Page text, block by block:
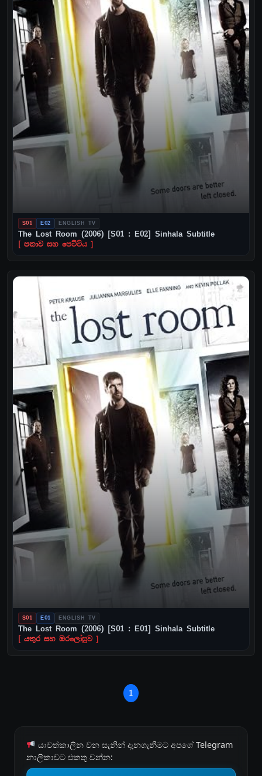
S01 E02 ENGLISH TV
The Lost Room (2006) [S01 : E02] Sinhala Subtitle
[ පනාව සහ පෙට්ටිය ]
S01 E01 ENGLISH TV
The Lost Room (2006) [S01 : E01] Sinhala Subtitle
[ යතුර සහ ඔරලෝසුව ]
1
යාවත්කාලීන වන සැනින් දැනගැනීමට අපගේ Telegram
නාලිකාවට එකතු වන්න: